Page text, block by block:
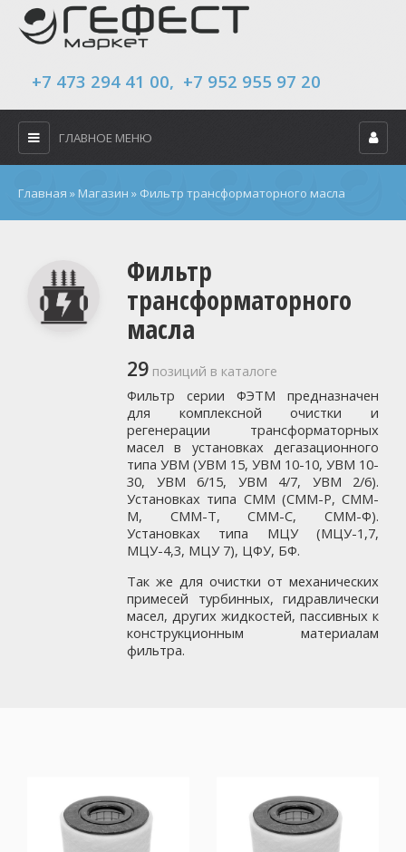
+7 473 294 41 00, +7 952 955 97 20
ГЛАВНОЕ МЕНЮ
Главная » Магазин » Фильтр трансформаторного масла
Фильтр
трансформаторного
масла
29 позиций в каталоге
Фильтр серии ФЭТМ предназначен
для комплексной очистки и
регенерации трансформаторных
масел в установках дегазационного
типа УВМ (УВМ 15, УВМ 10-10, УВМ 10-
30, УВМ 6/15, УВМ 4/7, УВМ 2/6).
Установках типа СММ (СММ-Р, СММ-
М, СММ-Т, СММ-С, СММ-Ф).
Установках типа МЦУ (МЦУ-1,7,
МЦУ-4,3, МЦУ 7), ЦФУ, БФ.
Так же для очистки от механических
примесей турбинных, гидравлически
масел, других жидкостей, пассивных к
конструкционным материалам
фильтра.